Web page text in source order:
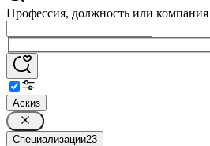
Профессия, должность или компания
Аскиз
Специализации23